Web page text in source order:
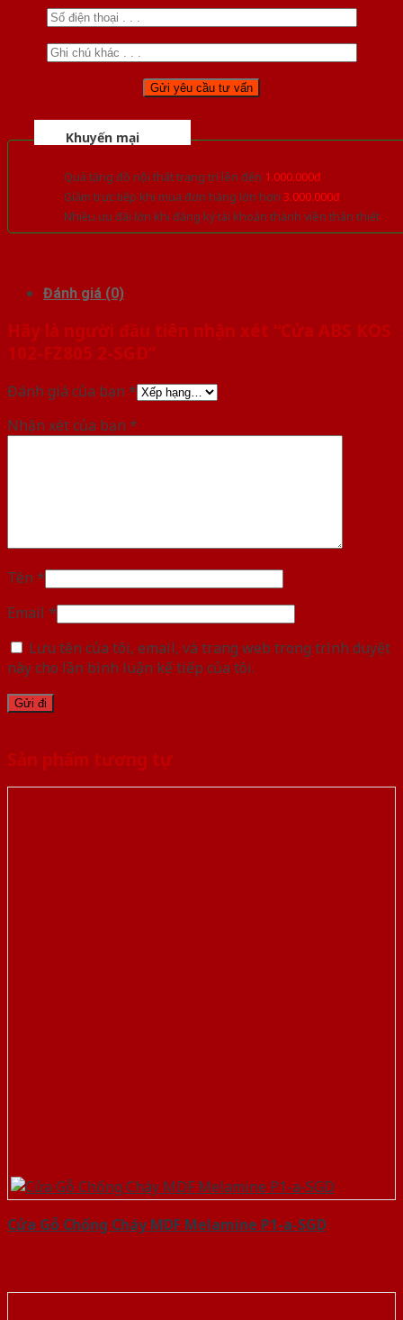
Khuyến mại
Quà tặng đồ nội thất trang trí lên đến 1.000.000đ
Giảm trực tiếp khi mua đơn hàng lớn hơn 3.000.000đ
Nhiều ưu đãi lớn khi đăng ký tài khoản thành viên thân thiết
Đánh giá (0)
Hãy là người đầu tiên nhận xét “Cửa ABS KOS
102-FZ805 2-SGD”
Đánh giá của bạn *
Nhận xét của bạn *
Tên *
Email *
Lưu tên của tôi, email, và trang web trong trình duyệt
này cho lần bình luận kế tiếp của tôi.
Sản phẩm tương tự
Cửa Gỗ Chống Cháy MDF Melamine P1-a-SGD